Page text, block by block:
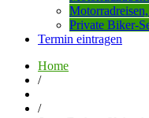
Private Biker-
Termin eintragen
Home
/
/